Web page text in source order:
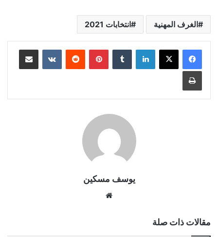
الغرف المهنية انتخابات 2021
لينكدإن بينتيريست مشاركة عبر البريد
طباعة
يوسف مسكين
مقالات ذات صلة